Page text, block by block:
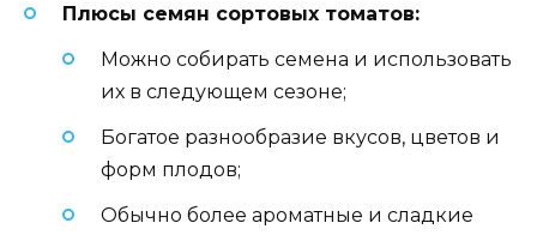
Плюсы семян сортовых томатов:
Можно собирать семена и использовать
их в следующем сезоне;
Богатое разнообразие вкусов, цветов и
форм плодов;
Обычно более ароматные и сладкие